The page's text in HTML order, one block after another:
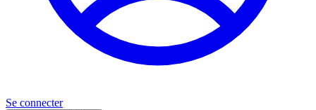
Se connecter